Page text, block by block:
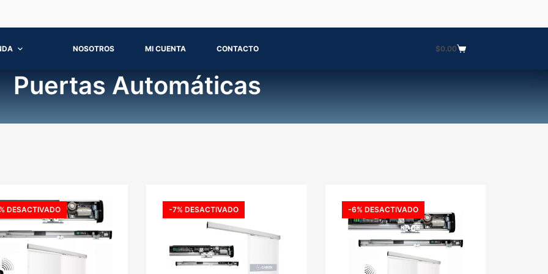
NOSOTROS MI CUENTA CONTACTO
Carro
$0.00
Puertas Automáticas
DESACTIVADO -7% DESACTIVADO -6% DESACTIVADO